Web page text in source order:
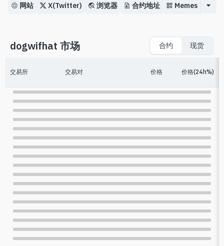
网站 X(Twitter) 浏览器 合约地址 Memes
dogwifhat 市场 合约 现货
交易所 交易对 价格 价格(24h%)